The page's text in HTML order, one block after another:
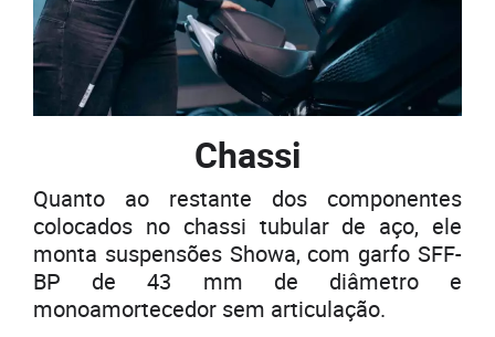
Chassi
Quanto ao restante dos componentes
colocados no chassi tubular de aço, ele
monta suspensões Showa, com garfo SFF-
BP de 43 mm de diâmetro e
monoamortecedor sem articulação.